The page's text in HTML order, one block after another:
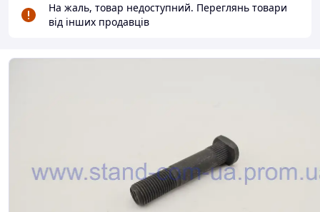
На жаль, товар недоступний. Переглянь товари
від інших продавців